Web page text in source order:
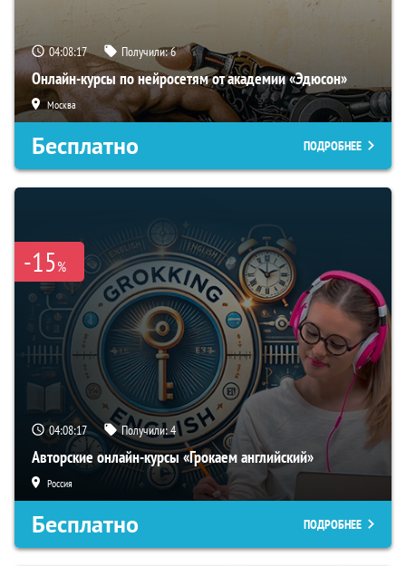
04:08:16 Получили:6
Онлайн-курсы по нейросетям от академии «Эдюсон»
Москва
Бесплатно ПОДРОБНЕЕ
-15%
04:08:16 Получили:4
Авторские онлайн-курсы «Грокаем английский»
Россия
Бесплатно ПОДРОБНЕЕ